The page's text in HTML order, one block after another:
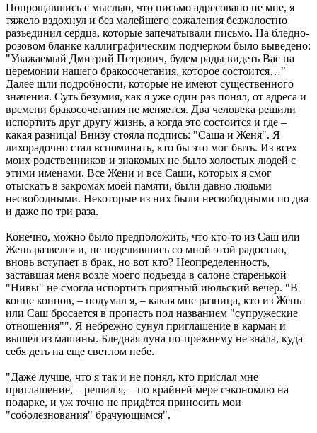
Попрощавшись с мыслью, что письмо адресовано не мне, я
тяжело вздохнул и без малейшего сожаления безжалостно
разъединил сердца, которые запечатывали письмо. На бледно-
розовом бланке каллиграфическим подчерком было выведено:
"Уважаемый Дмитрий Петрович, будем рады видеть Вас на
церемонии нашего бракосочетания, которое состоится…"
Далее шли подробности, которые не имеют существенного
значения. Суть безумия, как я уже один раз понял, от адреса и
времени бракосочетания не меняется. Два человека решили
испортить друг другу жизнь, а когда это состоится и где –
какая разница! Внизу стояла подпись: "Саша и Женя". Я
лихорадочно стал вспоминать, кто бы это мог быть. Из всех
моих родственников и знакомых не было холостых людей с
этими именами. Все Жени и все Саши, которых я смог
отыскать в закромах моей памяти, были давно людьми
несвободными. Некоторые из них были несвободными по два
и даже по три раза.
Конечно, можно было предположить, что кто-то из Саш или
Жень развелся и, не поделившись со мной этой радостью,
вновь вступает в брак, но вот кто? Неопределенность,
заставшая меня возле моего подъезда в салоне старенькой
"Нивы" не смогла испортить приятный июльский вечер. "В
конце концов, – подумал я, – какая мне разница, кто из Жень
или Саш бросается в пропасть под названием "супружеские
отношения"". Я небрежно сунул приглашение в карман и
вышел из машины. Бледная луна по-прежнему не знала, куда
себя деть на еще светлом небе.
"Даже лучше, что я так и не понял, кто прислал мне
приглашение, – решил я, – по крайней мере сэкономлю на
подарке, и уж точно не придётся приносить мои
"соболезнования" брачующимся".